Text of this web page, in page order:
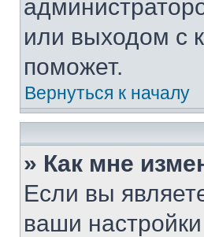
или выходом с
поможет.
Вернуться к началу
» Как мне
Если вы
ваши